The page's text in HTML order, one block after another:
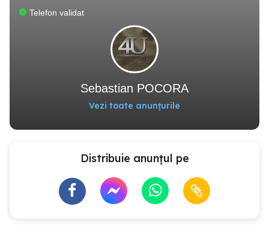
Telefon validat
Sebastian POCORA
Vezi toate anunțurile
Distribuie anunțul pe